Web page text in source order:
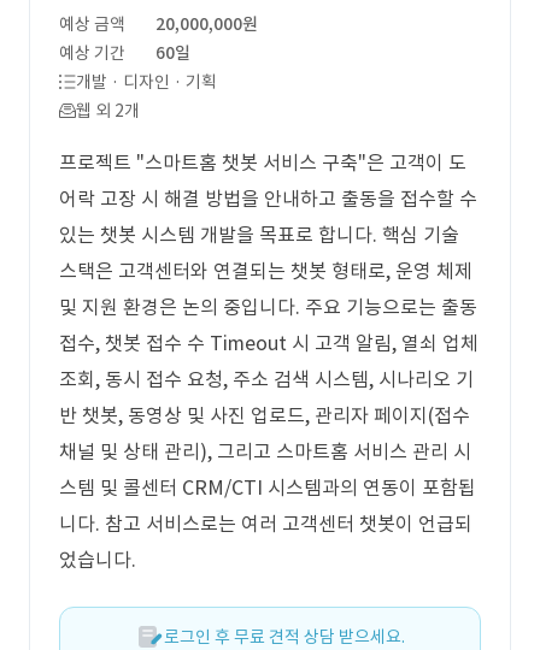
예상 금액
20,000,000원
예상 기간
60일
개발 · 디자인 · 기획
웹 외 2개
프로젝트 "스마트홈 챗봇 서비스 구축"은 고객이 도
어락 고장 시 해결 방법을 안내하고 출동을 접수할 수
있는 챗봇 시스템 개발을 목표로 합니다. 핵심 기술
스택은 고객센터와 연결되는 챗봇 형태로, 운영 체제
및 지원 환경은 논의 중입니다. 주요 기능으로는 출동
접수, 챗봇 접수 수 Timeout 시 고객 알림, 열쇠 업체
조회, 동시 접수 요청, 주소 검색 시스템, 시나리오 기
반 챗봇, 동영상 및 사진 업로드, 관리자 페이지(접수
채널 및 상태 관리), 그리고 스마트홈 서비스 관리 시
스템 및 콜센터 CRM/CTI 시스템과의 연동이 포함됩
니다. 참고 서비스로는 여러 고객센터 챗봇이 언급되
었습니다.
로그인 후 무료 견적 상담 받으세요.